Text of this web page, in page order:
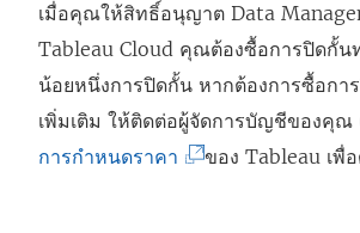
เมื่อคุณให้สิทธิ์อนุญาต Data
Tableau Cloud คุณต้องซื้อการปิดกั้น
น้อยหนึ่งการปิดกั้น หากต้องการซื้อกา
เพิ่มเติม ให้ติดต่อผู้จัดการบัญชีของคุ
การกำหนดราคา
ของ Tableau เพื่